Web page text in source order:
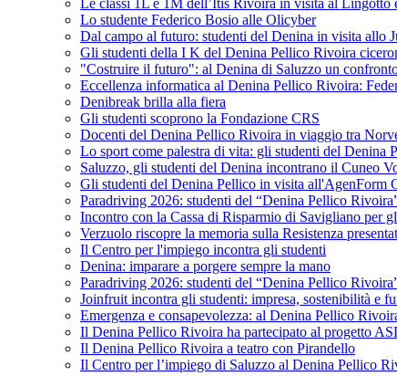
Le classi 1L e 1M dell’Itis Rivoira in visita al Lingotto
Lo studente Federico Bosio alle Olicyber
Dal campo al futuro: studenti del Denina in visita allo
Gli studenti della I K del Denina Pellico Rivoira
"Costruire il futuro": al Denina di Saluzzo un
Eccellenza informatica al Denina Pellico Rivoira:
Denibreak brilla alla fiera
Gli studenti scoprono la Fondazione CRS
Docenti del Denina Pellico Rivoira in viaggio tra
Lo sport come palestra di vita: gli studenti del
Saluzzo, gli studenti del Denina incontrano il Cuneo
Gli studenti del Denina Pellico in visita all'AgenForm
Paradriving 2026: studenti del “Denina Pellico
Incontro con la Cassa di Risparmio di Savigliano per
Verzuolo riscopre la memoria sulla Resistenza
Il Centro per l'impiego incontra gli studenti
Denina: imparare a porgere sempre la mano
Paradriving 2026: studenti del “Denina Pellico
Joinfruit incontra gli studenti: impresa, sostenibilità e
Emergenza e consapevolezza: al Denina Pellico
Il Denina Pellico Rivoira ha partecipato al progetto
Il Denina Pellico Rivoira a teatro con Pirandello
Il Centro per l’impiego di Saluzzo al Denina Pellico